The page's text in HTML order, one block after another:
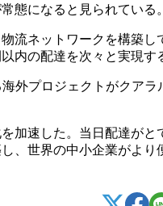
態になると見られている。
流ネットワークを構築
内の配達を次々と実現す
外プロジェクトがクア
加速した。当日配達が
、世界の中小企業がよ